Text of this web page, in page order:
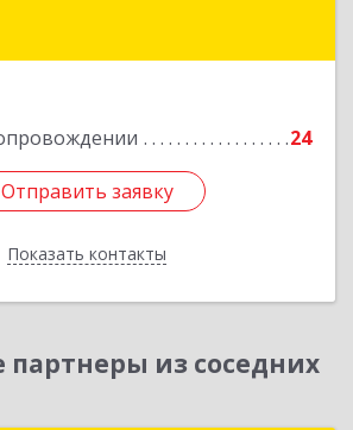
24
Отправить заявку
Показать контакты
Отправить заявку
Назад
из соседних